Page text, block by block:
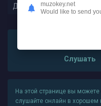
Дата релиза:
Слушать
На этой странице вы можете
слушайте онлайн в хорошем
muzokey.net
Would like to send